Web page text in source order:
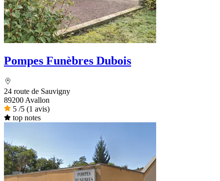
Pompes Funèbres Dubois
24 route de Sauvigny
89200 Avallon
5 /5 (1 avis)
top notes